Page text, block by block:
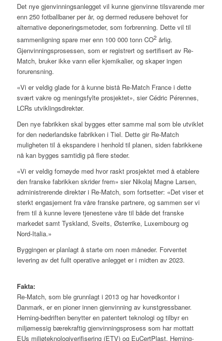
Det nye gjenvinningsanlegget vil kunne gjenvinne tilsvarende mer
enn 250 fotballbaner per år, og dermed redusere behovet for
alternative deponeringsmetoder, som forbrenning. Dette vil til
sammenligning spare mer enn 100 000 tonn CO2årlig.
Gjenvinningsprosessen, som er registrert og sertifisert av Re-
Match, bruker ikke vann eller kjemikalier, og skaper ingen
forurensning.
«Vi er veldig glade for å kunne bistå Re-Match France i dette
svært vakre og meningsfylte prosjektet», sier Cédric Pérennes,
LCRs utviklingsdirektør.
Den nye fabrikken skal bygges etter samme mal som ble utviklet
for den nederlandske fabrikken i Tiel. Dette gir Re-Match
muligheten til å ekspandere i henhold til planen, siden fabrikkene
nå kan bygges samtidig på flere steder.
«Vi er veldig fornøyde med hvor raskt prosjektet med å etablere
den franske fabrikken skrider frem» sier Nikolaj Magne Larsen,
administrerende direktør i Re-Match, som fortsetter: «Det viser et
sterkt engasjement fra våre franske partnere, og sammen ser vi
frem til å kunne levere tjenestene våre til både det franske
markedet samt Tyskland, Sveits, Østerrike, Luxembourg og
Nord-Italia.»
Byggingen er planlagt å starte om noen måneder. Forventet
levering av det fullt operative anlegget er i midten av 2023.
Fakta:
Re-Match, som ble grunnlagt i 2013 og har hovedkontor i
Danmark, er en pioner innen gjenvinning av kunstgressbaner.
Herning-bedriften benytter en patentert teknologi og tilbyr en
miljømessig bærekraftig gjenvinningsprosess som har mottatt
EUs miljøteknologiverifisering (ETV) og EuCertPlast. Herning-